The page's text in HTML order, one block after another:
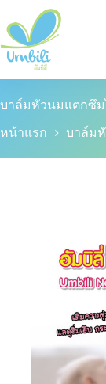
บาล์มหัวนมแตกซึม
หน้าแรก บาล์ม